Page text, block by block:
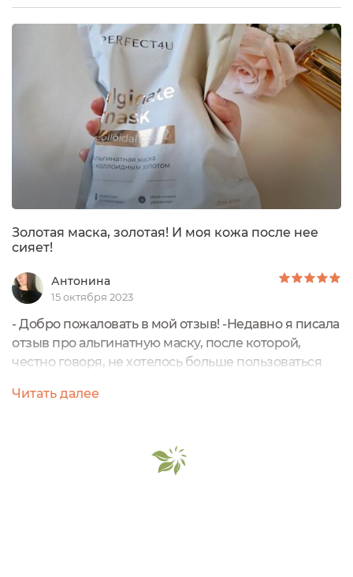
она, на первом месте. Люблю пробовать разные, но
такой интересной, как героиня моего
сегодняшнего отзыва, у меня пожалуй ещё не
было. Альгинатная маска с коллоидным золотом...
Золотая маска, золотая! И моя кожа после нее
сияет!
Антонина
15 октября 2023
- Добро пожаловать в мой отзыв! -Недавно я писала
отзыв про альгинатную маску, после которой,
честно говоря, не хотелось больше пользоваться
любопытство победило, и я заказала новый для
прошлый неудачный опыт, то я, по-прежнему,
считаю альгинатки классным продуктом, очень
Читать далее